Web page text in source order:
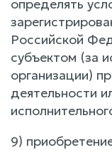
определять
Российской
субъектом (за
организации)
деятельности
9)